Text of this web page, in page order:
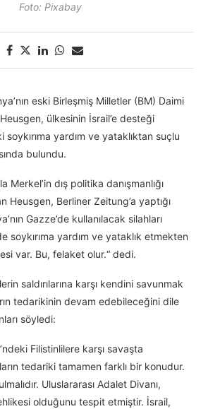
Foto: Pixabay
eski Birleşmiş Milletler (BM) Daimi
ülkesinin İsrail’e desteği
soykırıma yardım ve yataklıktan suçlu
bulundu.
Merkel’in dış politika danışmanlığı
Heusgen, Berliner Zeitung’a yaptığı
Gazze’de kullanılacak silahları
soykırıma yardım ve yataklık etmekten
var. Bu, felaket olur.“ dedi.
saldırılarına karşı kendini savunmak
tedarikinin devam edebileceğini dile
söyledi:
Filistinlilere karşı savaşta
tedariki tamamen farklı bir konudur.
Uluslararası Adalet Divanı,
olduğunu tespit etmiştir. İsrail,